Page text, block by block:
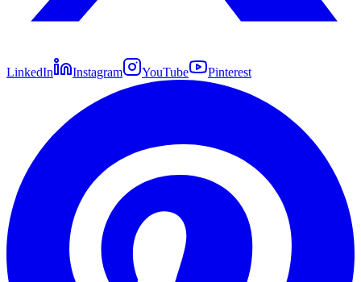
LinkedIn Instagram YouTube Pinterest